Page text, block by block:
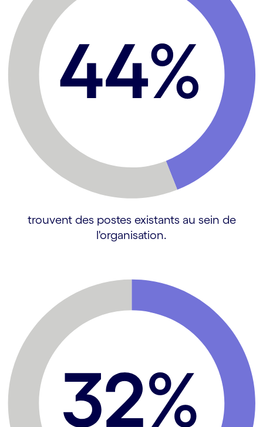
trouvent des postes existants au sein de
l'organisation.